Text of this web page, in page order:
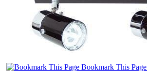
Bookmark This Page